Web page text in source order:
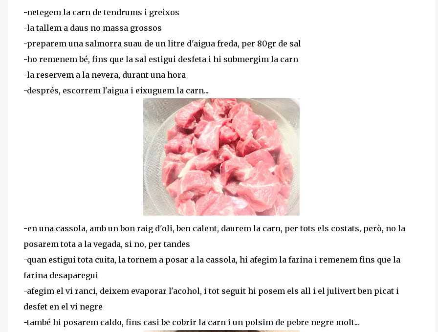
-netegem la carn de tendrums i greixos
-la tallem a daus no massa grossos
-preparem una salmorra suau de un litre d'aigua freda, per 80gr de sal
-ho remenem bé, fins que la sal estigui desfeta i hi submergim la carn
-la reservem a la nevera, durant una hora
-després, escorrem l'aigua i eixuguem la carn...
-en una cassola, amb un bon raig d'oli, ben calent, daurem la carn, per tots els costats, però, no la
posarem tota a la vegada, si no, per tandes
-quan estigui tota cuita, la tornem a posar a la cassola, hi afegim la farina i remenem fins que la
farina desaparegui
-afegim el vi ranci, deixem evaporar l'acohol, i tot seguit hi posem els all i el julivert ben picat i
desfet en el vi negre
-també hi posarem caldo, fins casi be cobrir la carn i un polsim de pebre negre molt...